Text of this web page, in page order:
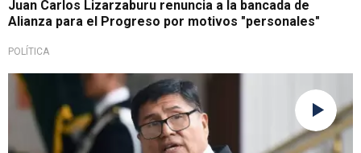
Juan Carlos Lizarzaburu renuncia a la bancada de
Alianza para el Progreso por motivos "personales"
POLÍTICA
Importante